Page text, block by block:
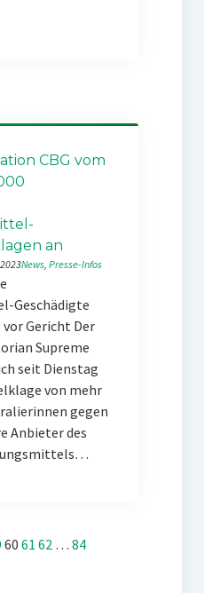
CBG vom
an
News, Presse-Infos
Geschädigte
vor Gericht Der
Supreme
seit Dienstag
von mehr
gegen
Anbieter des
60 61 62 … 84